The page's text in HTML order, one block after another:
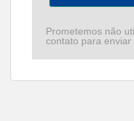
Prometemos não
contato para enviar